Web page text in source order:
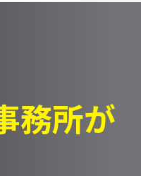
務所が